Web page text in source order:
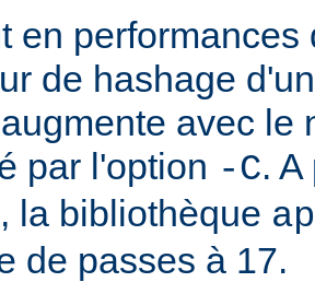
en
de hashage
avec le
par l'option -C.
, la bibliothèque
de passes à 17.